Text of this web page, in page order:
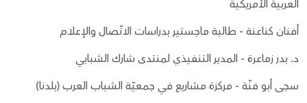
العربية الأمريكية
أفنان كناعنة - طالبة ماجستير بدراسات الاتّصال والإعلام
د. بدر زماعرة - المدير التنفيذي لمنتدى شارك الشبابي
سجى أبو فنّة - مركزة مشاريع في جمعيّة الشباب العرب (بلدنا)